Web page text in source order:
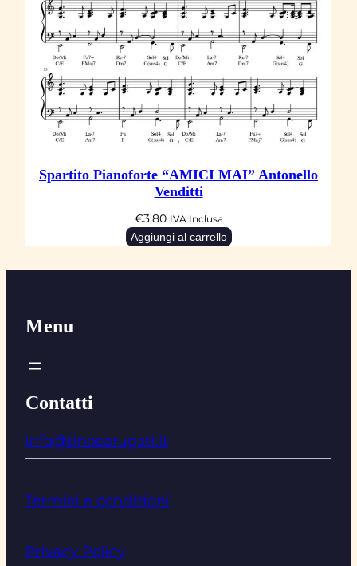
Spartito Pianoforte “AMICI MAI” Antonello
Venditti
€3,80 IVA Inclusa
Aggiungi al carrello
Menu
Contatti
info@tinocarugati.it
Termini e condizioni
Privacy Policy